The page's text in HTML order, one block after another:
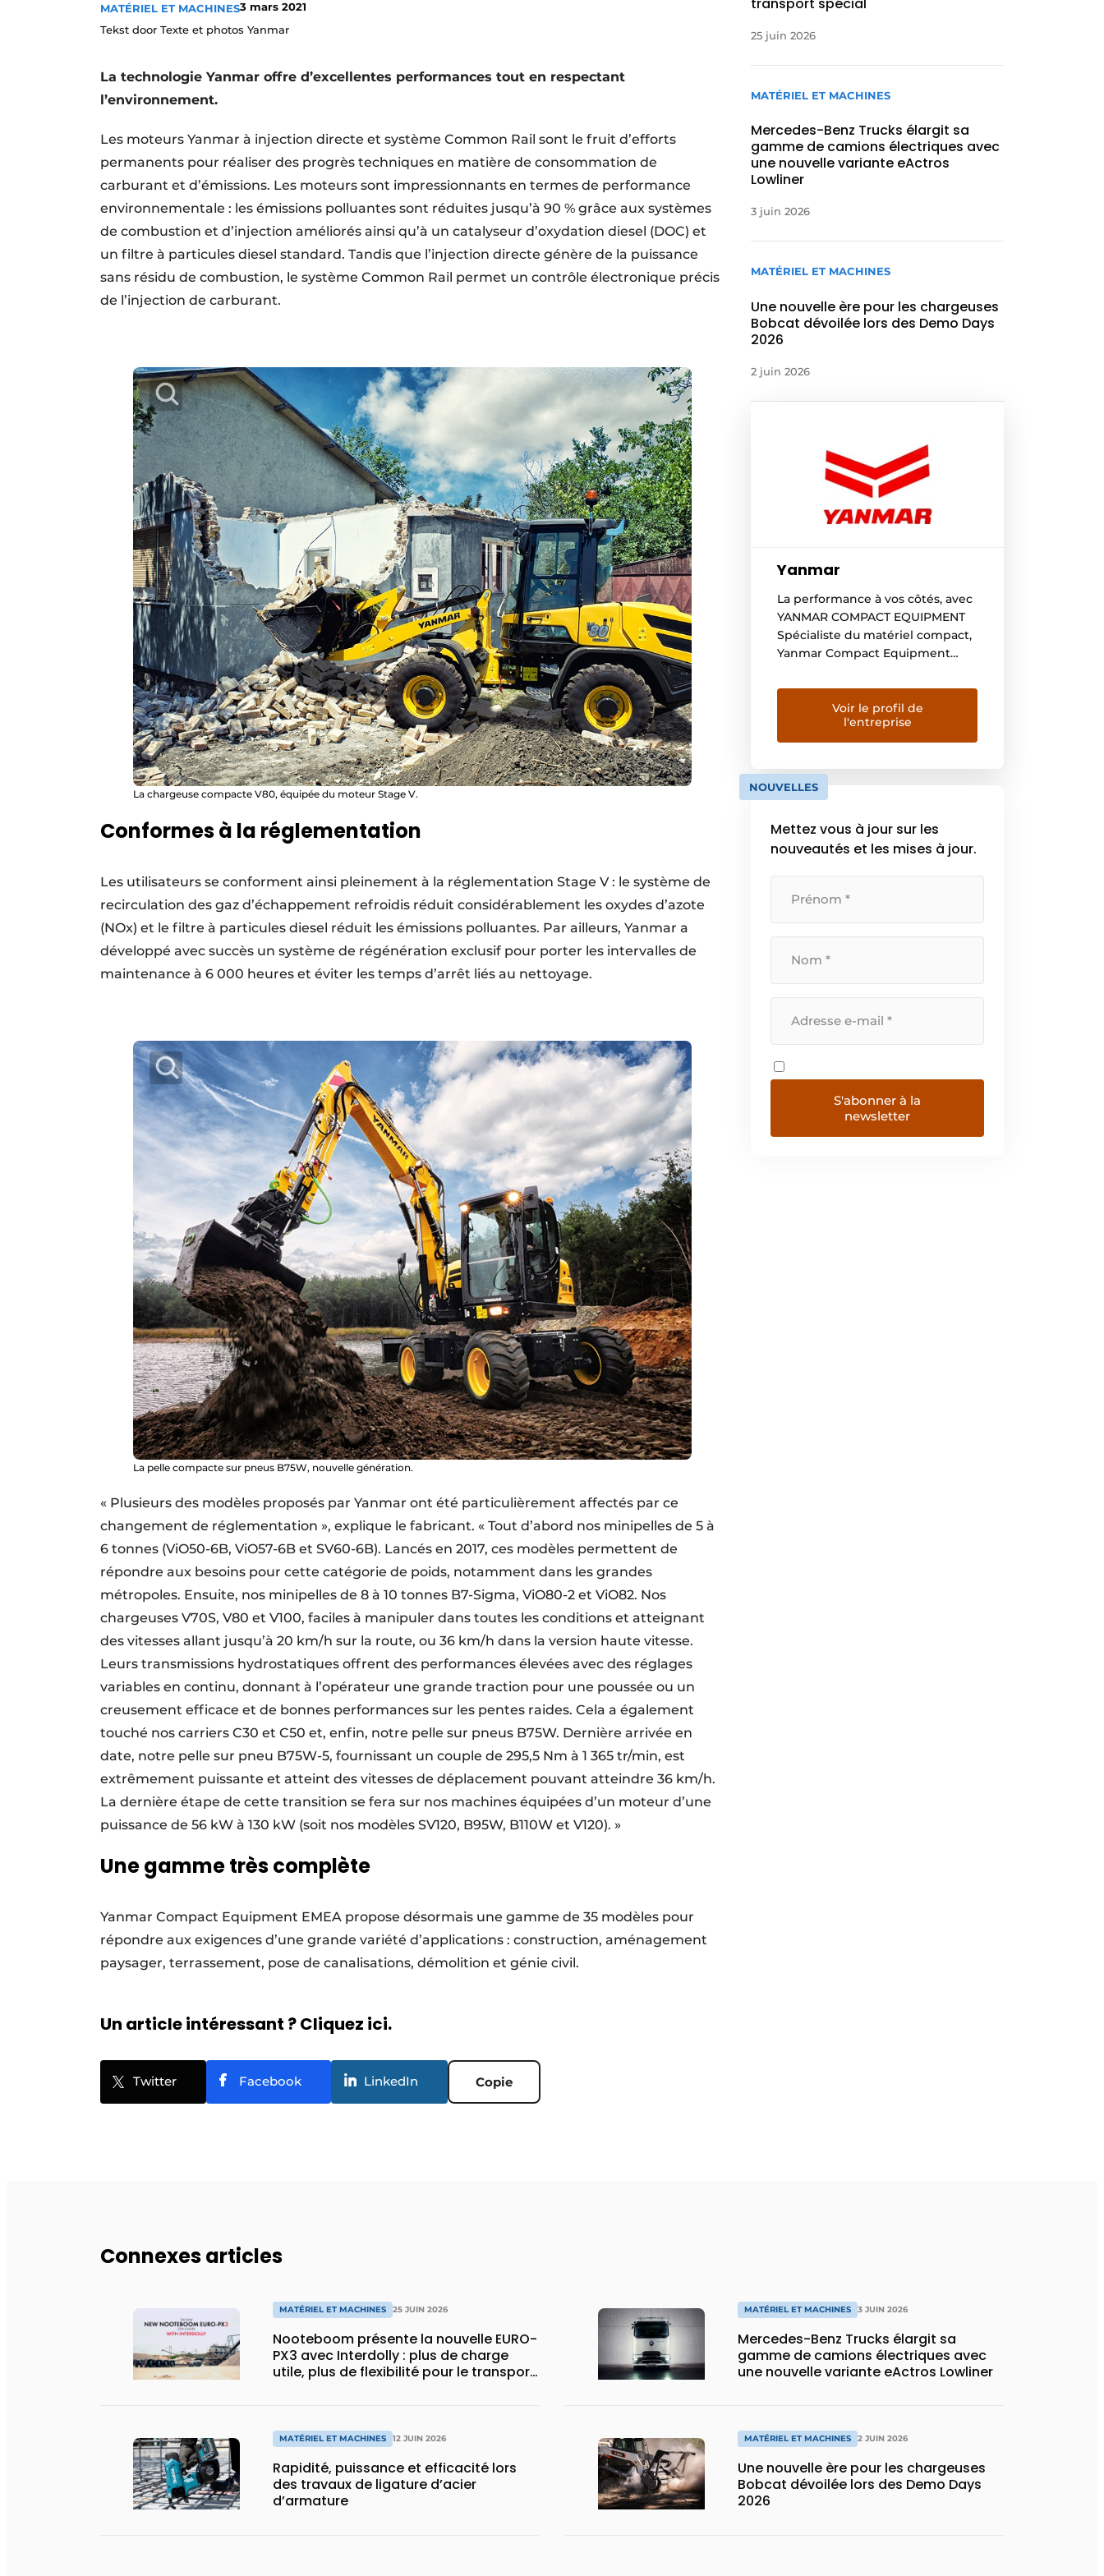
Termes et conditions
MATÉRIEL ET MACHINES3 mars 2021
Tekst door Texte et photos Yanmar
La technologie Yanmar offre d’excellentes performances tout en respectant
l’environnement.
Les moteurs Yanmar à injection directe et système Common Rail sont le fruit d’efforts
permanents pour réaliser des progrès techniques en matière de consommation de
carburant et d’émissions. Les moteurs sont impressionnants en termes de performance
environnementale : les émissions polluantes sont réduites jusqu’à 90 % grâce aux systèmes
de combustion et d’injection améliorés ainsi qu’à un catalyseur d’oxydation diesel (DOC) et
un filtre à particules diesel standard. Tandis que l’injection directe génère de la puissance
sans résidu de combustion, le système Common Rail permet un contrôle électronique précis
de l’injection de carburant.
La chargeuse compacte V80, équipée du moteur Stage V.
Conformes à la réglementation
Les utilisateurs se conforment ainsi pleinement à la réglementation Stage V : le système de
recirculation des gaz d’échappement refroidis réduit considérablement les oxydes d’azote
(NOx) et le filtre à particules diesel réduit les émissions polluantes. Par ailleurs, Yanmar a
développé avec succès un système de régénération exclusif pour porter les intervalles de
maintenance à 6 000 heures et éviter les temps d’arrêt liés au nettoyage.
La pelle compacte sur pneus B75W, nouvelle génération.
« Plusieurs des modèles proposés par Yanmar ont été particulièrement affectés par ce
changement de réglementation », explique le fabricant. « Tout d’abord nos minipelles de 5 à
6 tonnes (ViO50-6B, ViO57-6B et SV60-6B). Lancés en 2017, ces modèles permettent de
répondre aux besoins pour cette catégorie de poids, notamment dans les grandes
métropoles. Ensuite, nos minipelles de 8 à 10 tonnes B7-Sigma, ViO80-2 et ViO82. Nos
chargeuses V70S, V80 et V100, faciles à manipuler dans toutes les conditions et atteignant
des vitesses allant jusqu’à 20 km/h sur la route, ou 36 km/h dans la version haute vitesse.
Leurs transmissions hydrostatiques offrent des performances élevées avec des réglages
variables en continu, donnant à l’opérateur une grande traction pour une poussée ou un
creusement efficace et de bonnes performances sur les pentes raides. Cela a également
touché nos carriers C30 et C50 et, enfin, notre pelle sur pneus B75W. Dernière arrivée en
date, notre pelle sur pneu B75W-5, fournissant un couple de 295,5 Nm à 1 365 tr/min, est
extrêmement puissante et atteint des vitesses de déplacement pouvant atteindre 36 km/h.
La dernière étape de cette transition se fera sur nos machines équipées d’un moteur d’une
puissance de 56 kW à 130 kW (soit nos modèles SV120, B95W, B110W et V120). »
Une gamme très complète
Yanmar Compact Equipment EMEA propose désormais une gamme de 35 modèles pour
répondre aux exigences d’une grande variété d’applications : construction, aménagement
paysager, terrassement, pose de canalisations, démolition et génie civil.
Un article intéressant ? Cliquez ici.
Twitter Facebook LinkedIn Copie
25 juin 2026
MATÉRIEL ET MACHINES
Mercedes-Benz Trucks élargit sa
gamme de camions électriques avec
une nouvelle variante eActros
Lowliner
3 juin 2026
MATÉRIEL ET MACHINES
Une nouvelle ère pour les chargeuses
Bobcat dévoilée lors des Demo Days
2026
2 juin 2026
Yanmar
La performance à vos côtés, avec
YANMAR COMPACT EQUIPMENT
Spécialiste du matériel compact,
Yanmar Compact Equipment
gamme complète de machines
comprenant des mini- et midi-
pelles, des chargeuses
compactes, des pelles sur pneus,
conçus dans un esprit d’efficacité
et de performance. Depuis 1912,
Voir le profil de
l'entreprise
NOUVELLES
Mettez vous à jour sur les
nouveautés et les mises à jour.
S'abonner à la
newsletter
Connexes articles
MATÉRIEL ET MACHINES 25 JUIN 2026
Nooteboom présente la nouvelle EURO-
PX3 avec Interdolly : plus de charge
utile, plus de flexibilité pour le transport
MATÉRIEL ET MACHINES 12 JUIN 2026
Rapidité, puissance et efficacité lors
des travaux de ligature d’acier
d’armature
MATÉRIEL ET MACHINES 3 JUIN 2026
Mercedes-Benz Trucks élargit sa
gamme de camions électriques avec
une nouvelle variante eActros Lowliner
MATÉRIEL ET MACHINES 2 JUIN 2026
Une nouvelle ère pour les chargeuses
Bobcat dévoilée lors des Demo Days
2026